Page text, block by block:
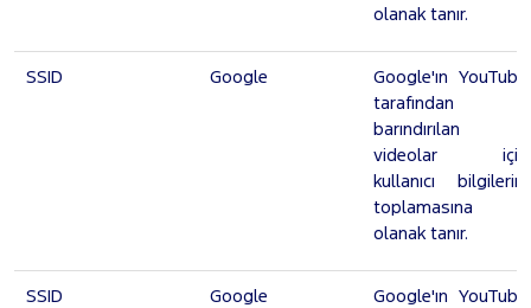
olanak tanır.
SSID Google
Google'ın YouTube
tarafından
barındırılan
videolar için
kullanıcı bilgilerini
toplamasına
olanak tanır.
SSID Google
Google'ın YouTube